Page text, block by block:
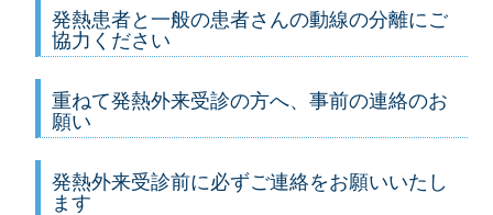
発熱患者と一般の患者さんの動線の分離にご
協力ください
重ねて発熱外来受診の方へ、事前の連絡のお
願い
発熱外来受診前に必ずご連絡をお願いいたし
ます